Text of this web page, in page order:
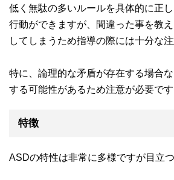
低く無駄の多いルールを具体的に正
行動ができますが、間違った事を教
してしまうため指導の際には十分な注
特に、論理的な矛盾が存在する場合
する可能性があるため注意が必要です
特徴
ASDの特性は非常に多様ですが目立